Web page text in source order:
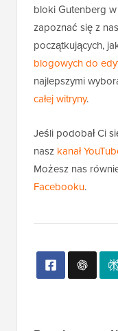
bloki Gutenberg
zapoznać się z
początkujących,
blogowych do
najlepszymi
całej witryny.
Jeśli podobał Ci
nasz kanał
Możesz nas
Facebooku.